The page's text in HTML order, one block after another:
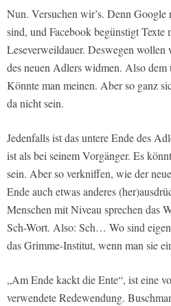
Nun. Versuchen wir’s. Denn Google
sind, und Facebook begünstigt Texte
Leseverweildauer. Deswegen wollen
des neuen Adlers widmen. Also
Könnte man meinen. Aber so ganz
da nicht sein.
Jedenfalls ist das untere Ende des
ist als bei seinem Vorgänger. Es
sein. Aber so verkniffen, wie der
Ende auch etwas anderes
Menschen mit Niveau sprechen das
Sch-Wort. Also: Sch… Wo sind
das Grimme-Institut, wenn man sie
„Am Ende kackt die Ente“, ist eine
verwendete Redewendung.